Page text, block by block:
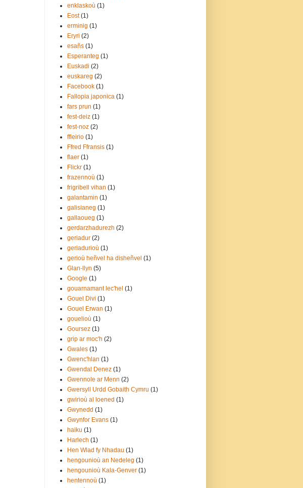
enklaskoù (1)
Eost (1)
erminig (1)
Eryri (2)
esañs (1)
Esperanteg (1)
Euskadi (2)
euskareg (2)
Facebook (1)
Fallopia japonica (1)
fars prun (1)
fest-deiz (1)
fest-noz (2)
ffleirio (1)
Ffred Ffransis (1)
flaer (1)
Flickr (1)
frazennoù (1)
frigribell vihan (1)
galantamin (1)
galisianeg (1)
gallaoueg (1)
gerdarzhadurezh (2)
geriadur (2)
geriadurioù (1)
gerioù heñvel ha disheñvel (1)
Glan-llyn (5)
Google (1)
gouarnamant lec'hel (1)
Gouel Divi (1)
Gouel Erwan (1)
gouelioù (1)
Goursez (1)
grip ar moc'h (2)
Gwales (1)
Gwenc'hlan (1)
Gwendal Denez (1)
Gwennole ar Menn (2)
Gwersyll Urdd Gobaith Cymru (1)
gwirioù al loened (1)
Gwynedd (1)
Gwynfor Evans (1)
haiku (1)
Harlech (1)
Hen Wlad fy Nhadau (1)
hengounioù an Nedeleg (1)
hengounioù Kala-Genver (1)
hentennoù (1)